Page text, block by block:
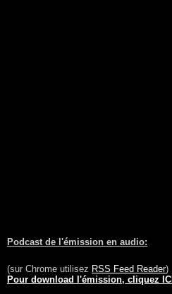
Podcast de l'émission en audio:
(sur Chrome utilisez RSS Feed Reader)
Pour download l'émission, cliquez ICI